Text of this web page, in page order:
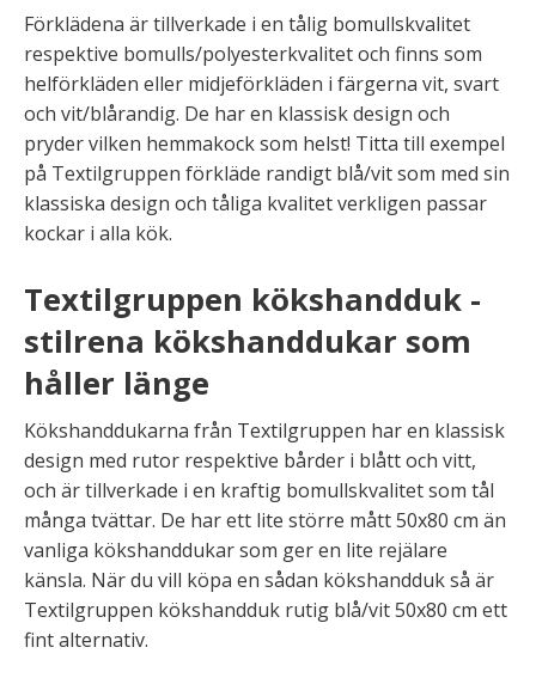
Förklädena är tillverkade i en tålig bomullskvalitet
respektive bomulls/polyesterkvalitet och finns som
helförkläden eller midjeförkläden i färgerna vit, svart
och vit/blårandig. De har en klassisk design och
pryder vilken hemmakock som helst! Titta till exempel
på Textilgruppen förkläde randigt blå/vit som med sin
klassiska design och tåliga kvalitet verkligen passar
kockar i alla kök.
Textilgruppen kökshandduk -
stilrena kökshanddukar som
håller länge
Kökshanddukarna från Textilgruppen har en klassisk
design med rutor respektive bårder i blått och vitt,
och är tillverkade i en kraftig bomullskvalitet som tål
många tvättar. De har ett lite större mått 50x80 cm än
vanliga kökshanddukar som ger en lite rejälare
känsla. När du vill köpa en sådan kökshandduk så är
Textilgruppen kökshandduk rutig blå/vit 50x80 cm ett
fint alternativ.